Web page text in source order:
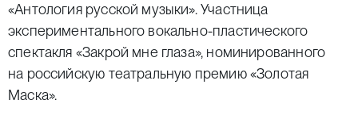
«Антология русской музыки». Участница
экспериментального вокально-пластического
спектакля «Закрой мне глаза», номинированного
на российскую театральную премию «Золотая
Маска».